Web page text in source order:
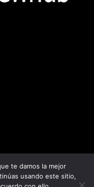
te damos la mejor
usando este sitio,